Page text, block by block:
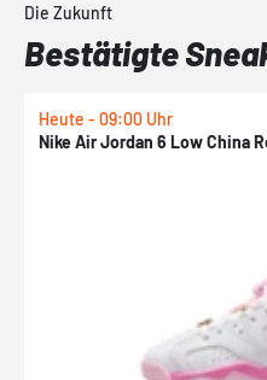
Die Zukunft
Bestätigte
Heute - 09:00 Uhr
Nike Air Jordan 6 Low China